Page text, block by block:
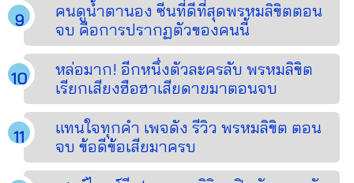
คนดูน้ำตานอง ซีนที่ดีที่สุดพรหมลิขิตตอน
จบ คือการปรากฏตัวของคนนี้
หล่อมาก! อีกหนึ่งตัวละครลับ พรหมลิขิต
เรียกเสียงฮือฮาเสียดายมาตอนจบ
แทนใจทุกคำ เพจดัง รีวิว พรหมลิขิต ตอน
จบ ข้อดีข้อเสียมาครบ